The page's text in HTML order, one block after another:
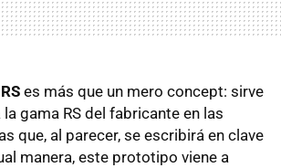
es más que un mero concept: sirve
gama RS del fabricante en las
que, al parecer, se escribirá en clave
manera, este prototipo viene a